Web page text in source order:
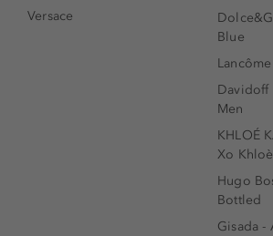
Versace
Blue
Davidoff
Men
KHLOÉ
Xo Khloè
Hugo
Bottled
Gisada -